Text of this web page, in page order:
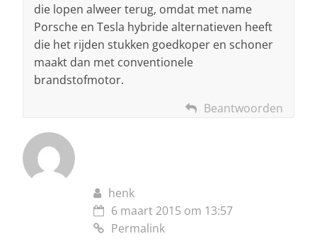
die lopen alweer terug, omdat met name
Porsche en Tesla hybride alternatieven heeft
die het rijden stukken goedkoper en schoner
maakt dan met conventionele
brandstofmotor.
Beantwoorden
henk
6 maart 2015 om 13:57
Permalink